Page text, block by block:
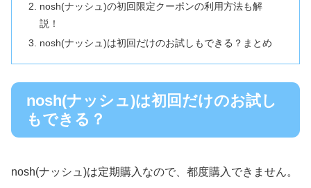
nosh(ナッシュ)の初回限定クーポンの利用方法も解
説！
nosh(ナッシュ)は初回だけのお試しもできる？まとめ
nosh(ナッシュ)は初回だけのお試し
もできる？
nosh(ナッシュ)は定期購入なので、都度購入できません。